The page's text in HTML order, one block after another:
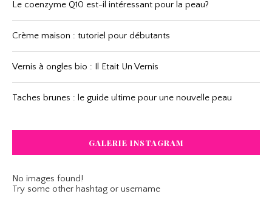
Le coenzyme Q10 est-il intéressant pour la peau?
Crème maison : tutoriel pour débutants
Vernis à ongles bio : Il Etait Un Vernis
Taches brunes : le guide ultime pour une nouvelle peau
GALERIE INSTAGRAM
No images found!
Try some other hashtag or username